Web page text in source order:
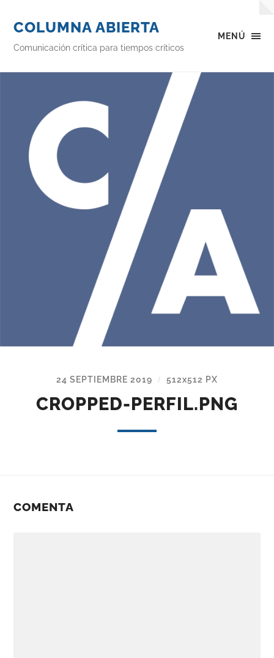
MENÚ
COLUMNA ABIERTA
Comunicación crítica para tiempos críticos
24 SEPTIEMBRE 2019 / 512x512 PX
CROPPED-PERFIL.PNG
COMENTA